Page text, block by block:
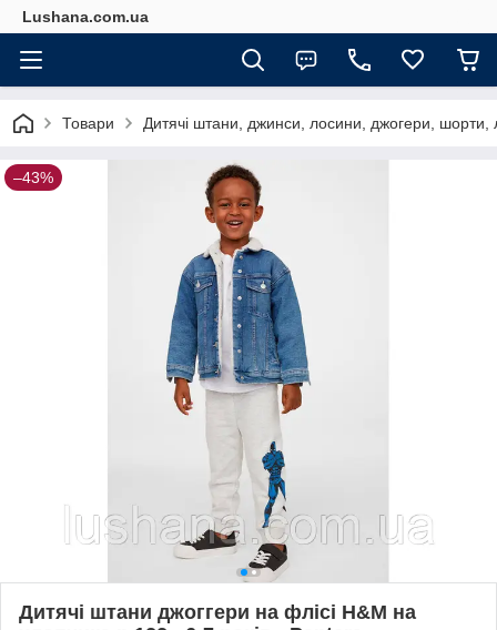
Lushana.com.ua
Товари Дитячі штани, джинси, лосини, джогери, шорти,
–43%
Дитячі штани джоггери на флісі H&M на